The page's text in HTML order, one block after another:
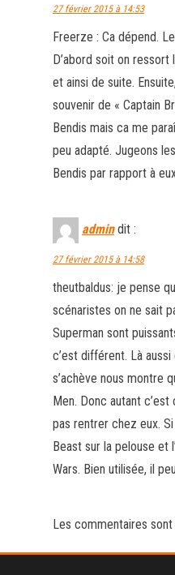
27 février 2015 à 14:53
Freerze : Ca dépend.
D’abord soit on
et ainsi de suite.
souvenir de « Captain
Bendis mais ca me
peu adapté. Jugeons
Bendis par rapport à
admin dit :
27 février 2015 à 14:58
theutbaldus: je pense
scénaristes on ne sait
Superman sont
c’est différent. Là aussi
s’achève nous montre
Men. Donc autant
pas rentrer chez eux.
Beast sur la pelouse et
Wars. Bien utilisée, il
Les commentaires